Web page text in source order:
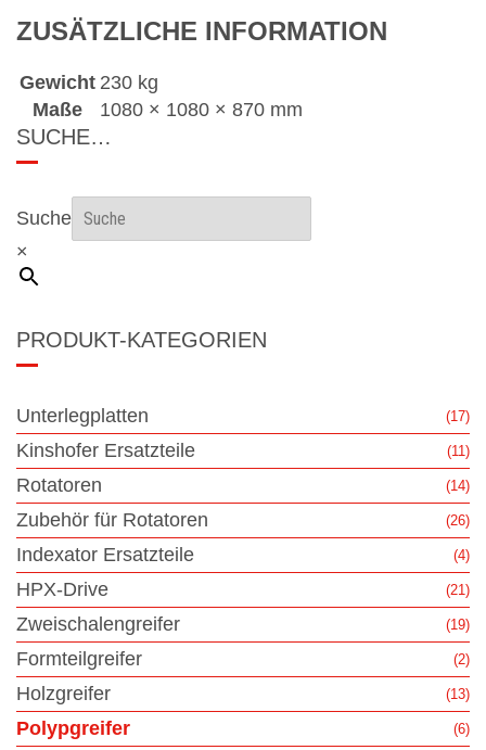
ZUSÄTZLICHE INFORMATION
Gewicht 230 kg
Maße
1080 × 1080 × 870 mm
SUCHE…
Suche
×
PRODUKT-KATEGORIEN
Unterlegplatten (17)
Kinshofer Ersatzteile (11)
Rotatoren (14)
Zubehör für Rotatoren (26)
Indexator Ersatzteile (4)
HPX-Drive (21)
Zweischalengreifer (19)
Formteilgreifer (2)
Holzgreifer (13)
Polypgreifer (6)